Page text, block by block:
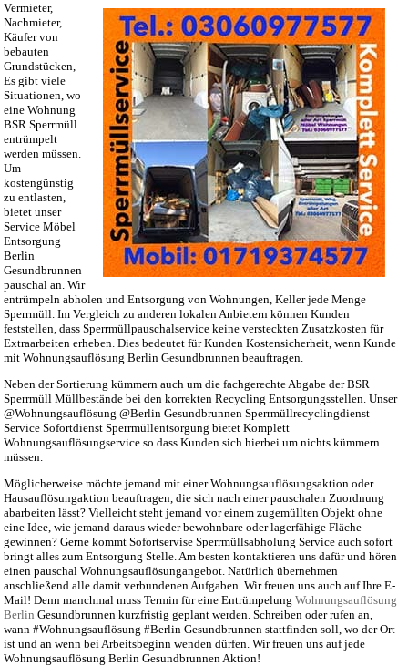
Vermieter,
Nachmieter,
Käufer von
bebauten
Grundstücken,
Es gibt viele
Situationen, wo
eine Wohnung
BSR Sperrmüll
entrümpelt
werden müssen.
Um
kostengünstig
zu entlasten,
bietet unser
Service Möbel
Entsorgung
Berlin
Gesundbrunnen
pauschal an. Wir
entrümpeln abholen und Entsorgung von Wohnungen, Keller jede Menge
Sperrmüll. Im Vergleich zu anderen lokalen Anbietern können Kunden
feststellen, dass Sperrmüllpauschalservice keine versteckten Zusatzkosten für
Extraarbeiten erheben. Dies bedeutet für Kunden Kostensicherheit, wenn Kunde
mit Wohnungsauflösung Berlin Gesundbrunnen beauftragen.
Neben der Sortierung kümmern auch um die fachgerechte Abgabe der BSR
Sperrmüll Müllbestände bei den korrekten Recycling Entsorgungsstellen. Unser
@Wohnungsauflösung @Berlin Gesundbrunnen Sperrmüllrecyclingdienst
Service Sofortdienst Sperrmüllentsorgung bietet Komplett
Wohnungsauflösungservice so dass Kunden sich hierbei um nichts kümmern
müssen.
Möglicherweise möchte jemand mit einer Wohnungsauflösungsaktion oder
Hausauflösungaktion beauftragen, die sich nach einer pauschalen Zuordnung
abarbeiten lässt? Vielleicht steht jemand vor einem zugemüllten Objekt ohne
eine Idee, wie jemand daraus wieder bewohnbare oder lagerfähige Fläche
gewinnen? Gerne kommt Sofortservise Sperrmüllsabholung Service auch sofort
bringt alles zum Entsorgung Stelle. Am besten kontaktieren uns dafür und hören
einen pauschal Wohnungsauflösungangebot. Natürlich übernehmen
anschließend alle damit verbundenen Aufgaben. Wir freuen uns auch auf Ihre E-
Mail! Denn manchmal muss Termin für eine Entrümpelung Wohnungsauflösung
Berlin Gesundbrunnen kurzfristig geplant werden. Schreiben oder rufen an,
wann #Wohnungsauflösung #Berlin Gesundbrunnen stattfinden soll, wo der Ort
ist und an wenn bei Arbeitsbeginn wenden dürfen. Wir freuen uns auf jede
Wohnungsauflösung Berlin Gesundbrunnen Aktion!